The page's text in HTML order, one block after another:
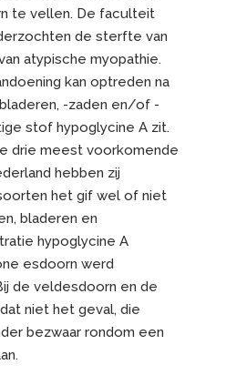
te vellen. De faculteit
de sterfte van
atypische myopathie.
kan optreden na
-zaden en/of -
stof hypoglycine A zit.
drie meest voorkomende
hebben zij
het gif wel of niet
bladeren en
hypoglycine A
esdoorn werd
de veldesdoorn en de
niet het geval, die
bezwaar rondom een